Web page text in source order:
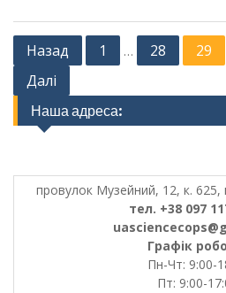
Posts
pagination
Назад 1 … 28 29
Далі
Наша адреса:
провулок Музейний, 12, к. 625,
тел. +38 097
Графік
Пн-Чт: 9:00-
Пт: 9:00-